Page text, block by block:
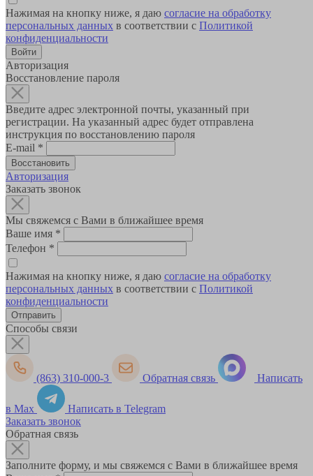
Нажимая на кнопку ниже, я даю согласие на обработку
персональных данных в соответствии с Политикой
конфиденциальности
Авторизация
Восстановление пароля
Введите адрес электронной почты, указанный при
регистрации. На указанный адрес будет отправлена
инструкция по восстановлению пароля
E-mail *
Авторизация
Заказать звонок
Мы свяжемся с Вами в ближайшее время
Ваше имя *
Телефон *
Нажимая на кнопку ниже, я даю согласие на обработку
персональных данных в соответствии с Политикой
конфиденциальности
Способы связи
(863) 310-000-3 Обратная связь Написать
в Max
Написать в Telegram
Заказать звонок
Обратная связь
Заполните форму, и мы свяжемся с Вами в ближайшее время